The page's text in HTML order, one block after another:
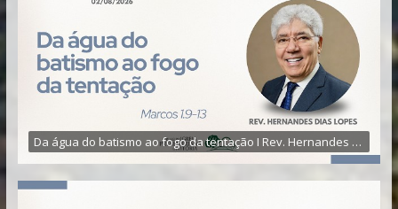
Da água do batismo ao fogo da tentação I Rev. Hernandes Dias Lopes